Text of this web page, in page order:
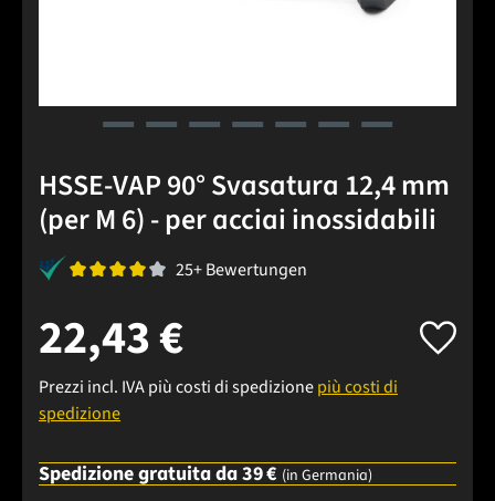
HSSE-VAP 90° Svasatura 12,4 mm
(per M 6) - per acciai inossidabili
25+ Bewertungen
22,43 €
Prezzi incl. IVA più costi di spedizionepiù costi di
spedizione
Spedizione gratuita da 39 € (in Germania)